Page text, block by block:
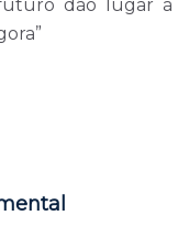
dão lugar à